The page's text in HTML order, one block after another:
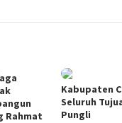
Rahmat
Kabupaten
Seluruh
Pungli